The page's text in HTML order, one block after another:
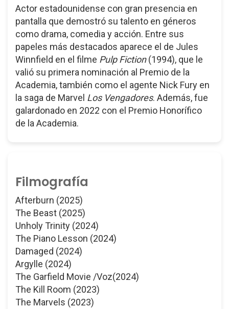
Actor estadounidense con gran presencia en
pantalla que demostró su talento en géneros
como drama, comedia y acción. Entre sus
papeles más destacados aparece el de Jules
Winnfield en el filme Pulp Fiction(1994), que le
valió su primera nominación al Premio de la
Academia, también como el agente Nick Fury en
la saga de Marvel Los Vengadores. Además, fue
galardonado en 2022 con el Premio Honorífico
de la Academia.
Filmografía
Afterburn (2025)
The Beast (2025)
Unholy Trinity (2024)
The Piano Lesson (2024)
Damaged (2024)
Argylle (2024)
The Garfield Movie /Voz(2024)
The Kill Room (2023)
The Marvels (2023)